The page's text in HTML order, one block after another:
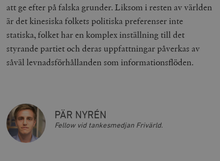
att ge efter på falska grunder. Liksom i resten av världen
är det kinesiska folkets politiska preferenser inte
statiska, folket har en komplex inställning till det
styrande partiet och deras uppfattningar påverkas av
såväl levnadsförhållanden som informationsflöden.
PÄR NYRÉN
Fellow vid tankesmedjan Frivärld.